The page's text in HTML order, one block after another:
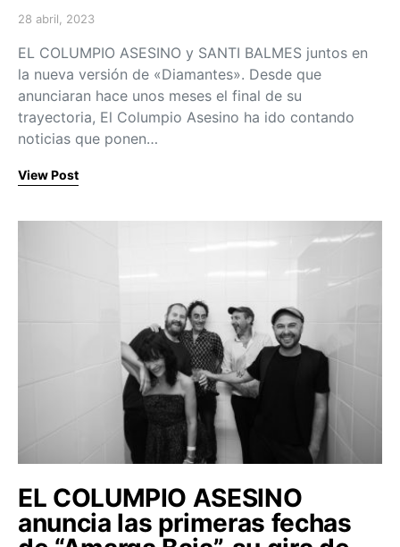
Posted on
28 abril, 2023
EL COLUMPIO ASESINO y SANTI BALMES juntos en
la nueva versión de «Diamantes». Desde que
anunciaran hace unos meses el final de su
trayectoria, El Columpio Asesino ha ido contando
noticias que ponen…
View Post
EL COLUMPIO ASESINO
anuncia las primeras fechas